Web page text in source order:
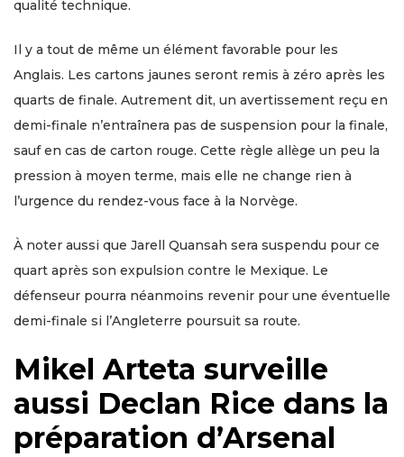
qualité technique.
Il y a tout de même un élément favorable pour les
Anglais. Les cartons jaunes seront remis à zéro après les
quarts de finale. Autrement dit, un avertissement reçu en
demi-finale n’entraînera pas de suspension pour la finale,
sauf en cas de carton rouge. Cette règle allège un peu la
pression à moyen terme, mais elle ne change rien à
l’urgence du rendez-vous face à la Norvège.
À noter aussi que Jarell Quansah sera suspendu pour ce
quart après son expulsion contre le Mexique. Le
défenseur pourra néanmoins revenir pour une éventuelle
demi-finale si l’Angleterre poursuit sa route.
Mikel Arteta surveille
aussi Declan Rice dans la
préparation d’Arsenal